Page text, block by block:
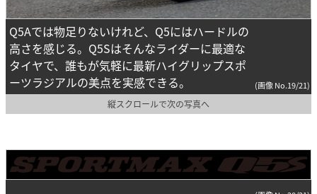
Q5Aでは物足りないけれど、Q5にはハードルの
高さを感じる。Q5Sはそんなライダーに最適な
タイヤで、誰もが気軽に最新ハイグリップスポ
ーツラジアルの美点を実感できる。
(画像 No.19/21)
縦スクロールで次の写真へ